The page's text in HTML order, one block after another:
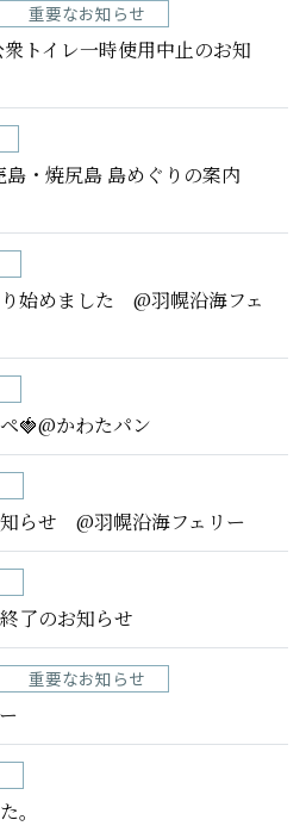
重要なお知らせ
トイレ一時使用中止のお知
島・焼尻島 島めぐりの案内
始めました @羽幌沿海フェ
🍓@かわたパン
らせ @羽幌沿海フェリー
了のお知らせ
重要なお知らせ
。